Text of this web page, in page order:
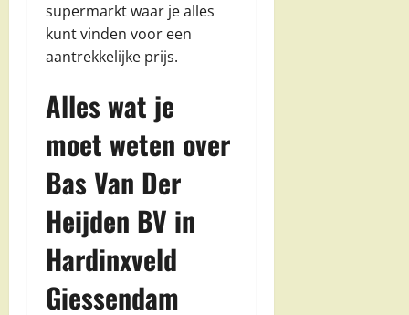
supermarkt waar je alles
kunt vinden voor een
aantrekkelijke prijs.
Alles wat je
moet weten over
Bas Van Der
Heijden BV in
Hardinxveld
Giessendam